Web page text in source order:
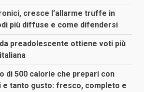
cresce l’allarme truffe in
più diffuse e come difendersi
preadolescente ottiene voti più
di 500 calorie che prepari con
e tanto gusto: fresco, completo e